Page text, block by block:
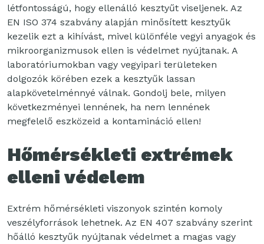
létfontosságú, hogy ellenálló kesztyűt viseljenek. Az
EN ISO 374 szabvány alapján minősített kesztyűk
kezelik ezt a kihívást, mivel különféle vegyi anyagok és
mikroorganizmusok ellen is védelmet nyújtanak. A
laboratóriumokban vagy vegyipari területeken
dolgozók körében ezek a kesztyűk lassan
alapkövetelménnyé válnak. Gondolj bele, milyen
következményei lennének, ha nem lennének
megfelelő eszközeid a kontamináció ellen!
Hőmérsékleti extrémek
elleni védelem
Extrém hőmérsékleti viszonyok szintén komoly
veszélyforrások lehetnek. Az EN 407 szabvány szerint
hőálló kesztyűk nyújtanak védelmet a magas vagy